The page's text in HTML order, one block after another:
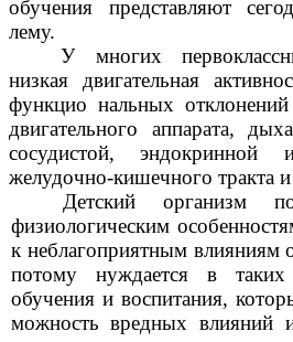
обучения представляют
лему.
У многих
низкая двигательная
функцио нальных
двигательного аппарата,
сосудистой, эндокринной
желудочно-кишечного тракта
Детский организм
физиологическим
к неблагоприятным
потому нуждается в
обучения и воспитания,
можность вредных влияний